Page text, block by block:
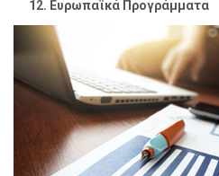
Ευρωπαϊκά Προγράμματα